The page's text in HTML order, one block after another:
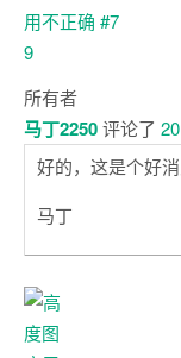
所有者
马丁2250评论了
好的，这是个好
马丁